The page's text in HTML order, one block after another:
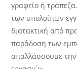
γραφείο ή
των υπολοίπων
διατακτική από
παράδοση των
απαλλάσσουμε την